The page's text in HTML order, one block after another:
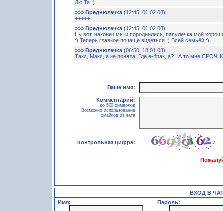
Лю Тя :)
»»» Вреднюлечка (12:45, 01.02.08):
+++++
»»» Вреднюлечка (12:45, 01.02.08):
Ну вот, наконец мы и породнились, папулечка мой
:) Теперь главное почаще видеться :) Всей семьёй :)
»»» Вреднюлечка (06:50, 18.01.08):
Такс, Макс, я не поняла! Где е-брак, а?.. А то мне
Ваше имя:
Комментарий:
до 500 символов
Возможно использование
смайлов из чата
Контрольная цифра:
ВХОД В ЧАТ
Имя:
Пароль: